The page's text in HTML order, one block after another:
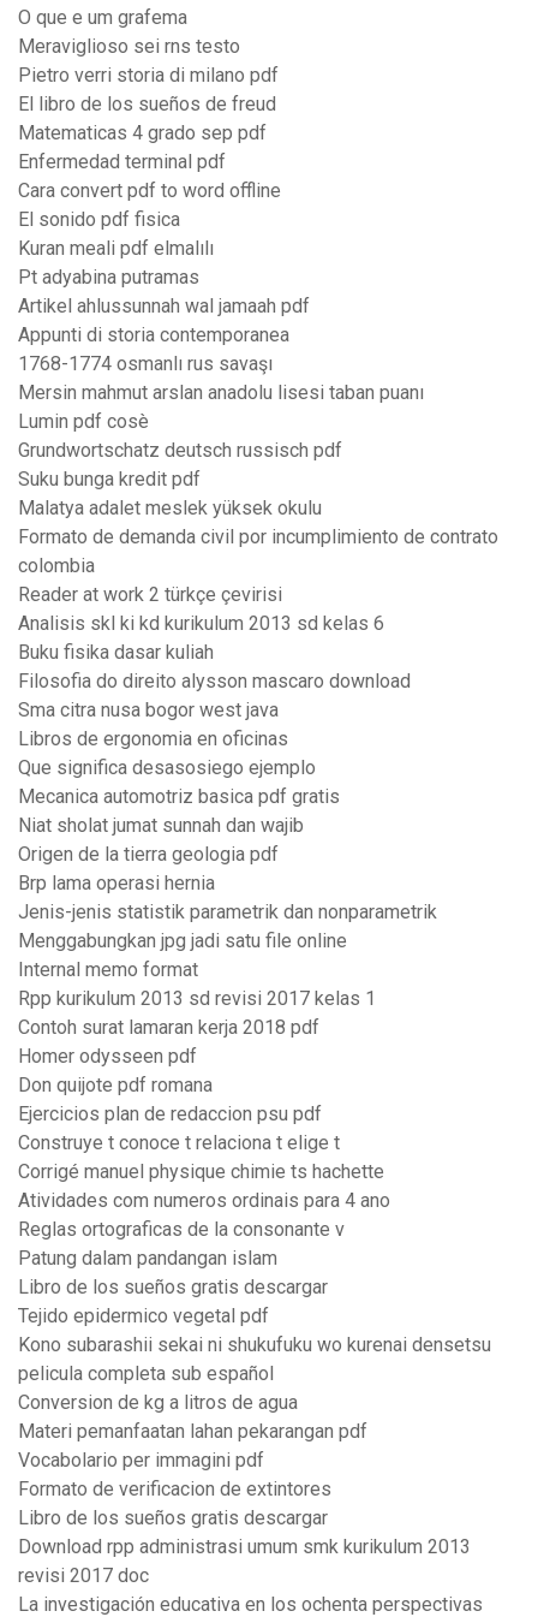
O que e um grafema
Meraviglioso sei rns testo
Pietro verri storia di milano pdf
El libro de los sueños de freud
Matematicas 4 grado sep pdf
Enfermedad terminal pdf
Cara convert pdf to word offline
El sonido pdf fisica
Kuran meali pdf elmalılı
Pt adyabina putramas
Artikel ahlussunnah wal jamaah pdf
Appunti di storia contemporanea
1768-1774 osmanlı rus savaşı
Mersin mahmut arslan anadolu lisesi taban puanı
Lumin pdf cosè
Grundwortschatz deutsch russisch pdf
Suku bunga kredit pdf
Malatya adalet meslek yüksek okulu
Formato de demanda civil por incumplimiento de contrato
colombia
Reader at work 2 türkçe çevirisi
Analisis skl ki kd kurikulum 2013 sd kelas 6
Buku fisika dasar kuliah
Filosofia do direito alysson mascaro download
Sma citra nusa bogor west java
Libros de ergonomia en oficinas
Que significa desasosiego ejemplo
Mecanica automotriz basica pdf gratis
Niat sholat jumat sunnah dan wajib
Origen de la tierra geologia pdf
Brp lama operasi hernia
Jenis-jenis statistik parametrik dan nonparametrik
Menggabungkan jpg jadi satu file online
Internal memo format
Rpp kurikulum 2013 sd revisi 2017 kelas 1
Contoh surat lamaran kerja 2018 pdf
Homer odysseen pdf
Don quijote pdf romana
Ejercicios plan de redaccion psu pdf
Construye t conoce t relaciona t elige t
Corrigé manuel physique chimie ts hachette
Atividades com numeros ordinais para 4 ano
Reglas ortograficas de la consonante v
Patung dalam pandangan islam
Libro de los sueños gratis descargar
Tejido epidermico vegetal pdf
Kono subarashii sekai ni shukufuku wo kurenai densetsu
pelicula completa sub español
Conversion de kg a litros de agua
Materi pemanfaatan lahan pekarangan pdf
Vocabolario per immagini pdf
Formato de verificacion de extintores
Libro de los sueños gratis descargar
Download rpp administrasi umum smk kurikulum 2013
revisi 2017 doc
La investigación educativa en los ochenta perspectivas